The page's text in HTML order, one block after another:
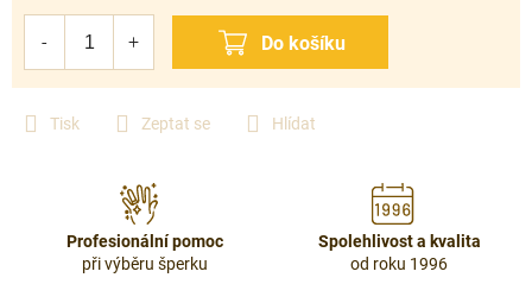
Tisk Zeptat se Hlídat
Profesionální pomoc
při výběru šperku
Spolehlivost a kvalita
od roku 1996